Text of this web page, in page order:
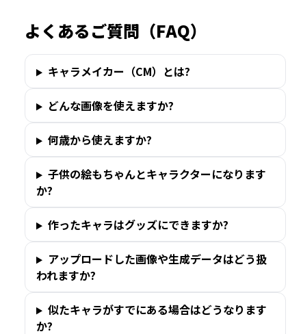
よくあるご質問（FAQ）
キャラメイカー（CM）とは?
どんな画像を使えますか?
何歳から使えますか?
子供の絵もちゃんとキャラクターになります
か?
作ったキャラはグッズにできますか?
アップロードした画像や生成データはどう扱
われますか?
似たキャラがすでにある場合はどうなります
か?